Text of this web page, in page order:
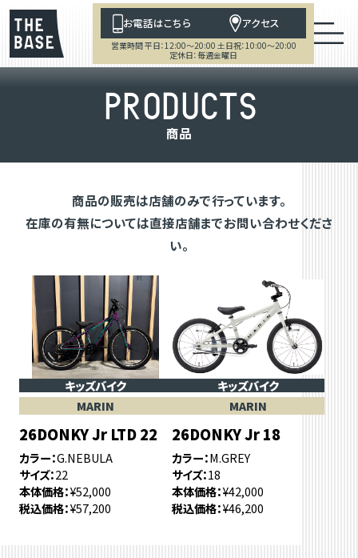
お電話はこちら アクセス
営業時間 平日：12:00～20:00 土日祝：10:00～20:00
定休日：毎週金曜日
PRODUCTS
商品
商品の販売は店舗のみで行っています。
在庫の有無については直接店舗までお問い合わせくださ
い。
キッズバイク
MARIN
26DONKY Jr LTD 22
カラー G.NEBULA
サイズ 22
本体価格 ¥52,000
税込価格 ¥57,200
キッズバイク
MARIN
26DONKY Jr 18
カラー M.GREY
サイズ 18
本体価格 ¥42,000
税込価格 ¥46,200